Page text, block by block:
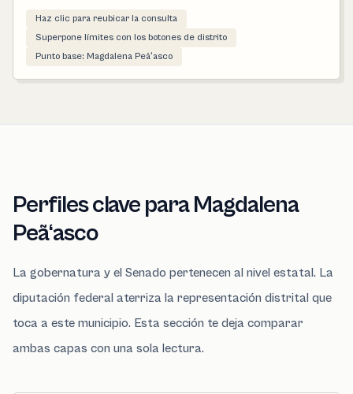
Haz clic para reubicar la consulta
Superpone límites con los botones de distrito
Punto base: Magdalena Peã‘asco
Perfiles clave para Magdalena
Peã‘asco
La gobernatura y el Senado pertenecen al nivel estatal. La
diputación federal aterriza la representación distrital que
toca a este municipio. Esta sección te deja comparar
ambas capas con una sola lectura.